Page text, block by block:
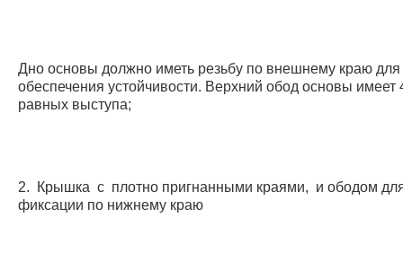
Дно основы должно иметь резьбу по внешнему краю для
обеспечения устойчивости. Верхний обод основы имеет
равных выступа;
2. Крышка с плотно пригнанными краями, и ободом
фиксации по нижнему краю